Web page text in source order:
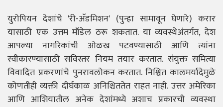
युरोपियन देशांचे 'री-अ‍ॅडमिशन' (पुन्हा सामावून घेणारे) करार
यासाठी एक उत्तम मॉडेल ठरू शकतात. या व्यवस्थेअंतर्गत, देश
आपल्या नागरिकांची ओळख पटवण्यासाठी आणि त्यांना
स्वीकारण्यासाठी सविस्तर नियम तयार करतात. संयुक्त समित्या
विवादित प्रकरणांचे पुनरावलोकन करतात. निश्चित कालमर्यादेमुळे
कोणतीही व्यक्ती दीर्घकाळ अनिश्चिततेत राहत नाही. उत्तर अमेरिका
आणि आशियातील अनेक देशांमध्ये अशाच प्रकारची व्यवस्था